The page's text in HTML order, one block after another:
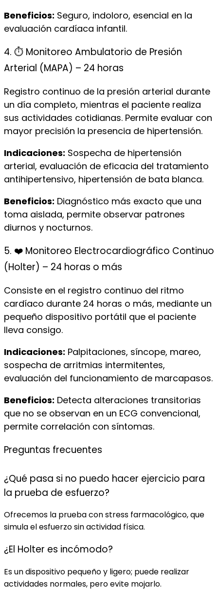
Beneficios: Seguro, indoloro, esencial en la
evaluación cardíaca infantil.
4. ⏱️ Monitoreo Ambulatorio de Presión
Arterial (MAPA) – 24 horas
Registro continuo de la presión arterial durante
un día completo, mientras el paciente realiza
sus actividades cotidianas. Permite evaluar con
mayor precisión la presencia de hipertensión.
Indicaciones: Sospecha de hipertensión
arterial, evaluación de eficacia del tratamiento
antihipertensivo, hipertensión de bata blanca.
Beneficios: Diagnóstico más exacto que una
toma aislada, permite observar patrones
diurnos y nocturnos.
5. ❤️ Monitoreo Electrocardiográfico Continuo
(Holter) – 24 horas o más
Consiste en el registro continuo del ritmo
cardíaco durante 24 horas o más, mediante un
pequeño dispositivo portátil que el paciente
lleva consigo.
Indicaciones: Palpitaciones, síncope, mareo,
sospecha de arritmias intermitentes,
evaluación del funcionamiento de marcapasos.
Beneficios: Detecta alteraciones transitorias
que no se observan en un ECG convencional,
permite correlación con síntomas.
Preguntas frecuentes
¿Qué pasa si no puedo hacer ejercicio para
la prueba de esfuerzo?
Ofrecemos la prueba con stress farmacológico, que
simula el esfuerzo sin actividad física.
¿El Holter es incómodo?
Es un dispositivo pequeño y ligero; puede realizar
actividades normales, pero evite mojarlo.